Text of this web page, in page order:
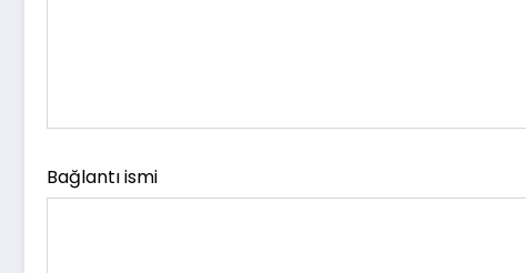
Bağlantı ismi